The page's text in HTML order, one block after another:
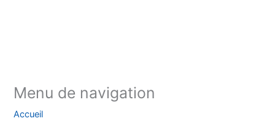
Menu de navigation
Accueil